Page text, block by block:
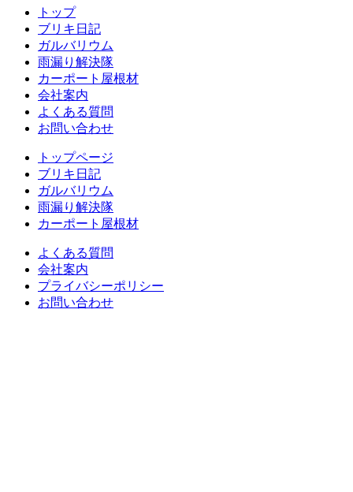
トップ
ブリキ日記
ガルバリウム
雨漏り解決隊
カーポート屋根材
会社案内
よくある質問
お問い合わせ
トップページ
ブリキ日記
ガルバリウム
雨漏り解決隊
カーポート屋根材
よくある質問
会社案内
プライバシーポリシー
お問い合わせ